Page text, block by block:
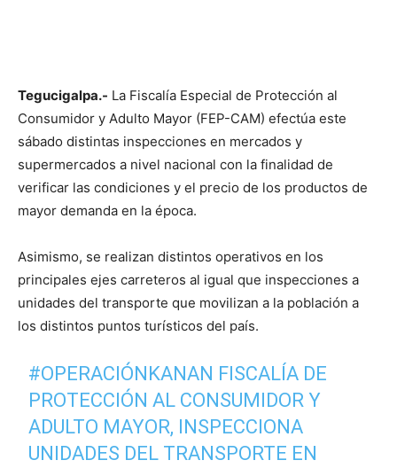
Tegucigalpa.- La Fiscalía Especial de Protección al
Consumidor y Adulto Mayor (FEP-CAM) efectúa este
sábado distintas inspecciones en mercados y
supermercados a nivel nacional con la finalidad de
verificar las condiciones y el precio de los productos de
mayor demanda en la época.
Asimismo, se realizan distintos operativos en los
principales ejes carreteros al igual que inspecciones a
unidades del transporte que movilizan a la población a
los distintos puntos turísticos del país.
#OPERACIÓNKANAN FISCALÍA DE
PROTECCIÓN AL CONSUMIDOR Y
ADULTO MAYOR, INSPECCIONA
UNIDADES DEL TRANSPORTE EN